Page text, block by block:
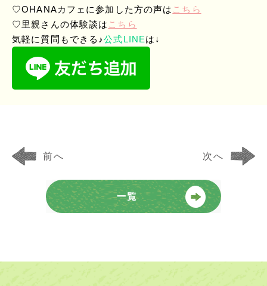
♡OHANAカフェに参加した方の声は こちら
♡里親さんの体験談は こちら
気軽に質問もできる♪公式LINEは↓
前へ 次へ